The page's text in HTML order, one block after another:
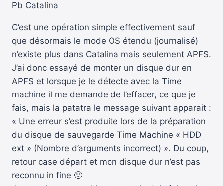
Pb Catalina
C’est une opération simple effectivement sauf
que désormais le mode OS étendu (journalisé)
n’existe plus dans Catalina mais seulement APFS.
J’ai donc essayé de monter un disque dur en
APFS et lorsque je le détecte avec la Time
machine il me demande de l’effacer, ce que je
fais, mais la patatra le message suivant apparait :
« Une erreur s’est produite lors de la préparation
du disque de sauvegarde Time Machine « HDD
ext » (Nombre d’arguments incorrect) ». Du coup,
retour case départ et mon disque dur n’est pas
reconnu in fine 🙁